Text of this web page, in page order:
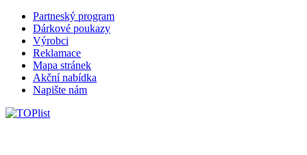
Partneský program
Dárkové poukazy
Výrobci
Reklamace
Mapa stránek
Akční nabídka
Napište nám